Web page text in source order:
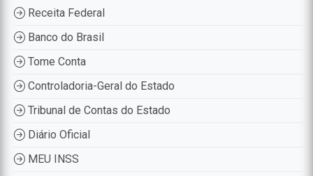
Receita Federal
Banco do Brasil
Tome Conta
Controladoria-Geral do Estado
Tribunal de Contas do Estado
Diário Oficial
MEU INSS